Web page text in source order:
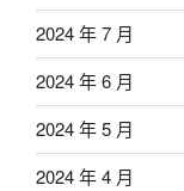
2024 年 7 月
2024 年 6 月
2024 年 5 月
2024 年 4 月